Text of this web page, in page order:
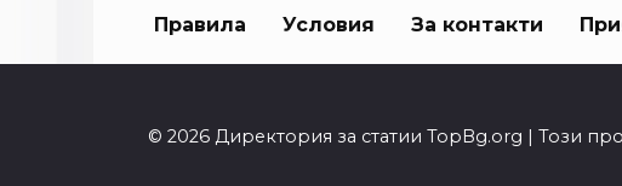
Правила Условия За контакти
© 2026 Директория за статии TopBg.org | Този